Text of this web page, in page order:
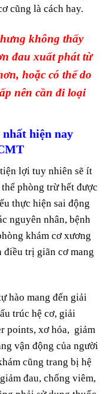
cũng là cách hay.
không thấy
đau xuất phát từ
hoặc có thể do
nên cần đi loại
hiện nay
lợi tuy nhiên sẽ ít
phòng trừ hết được
thực hiện sai động
nguyên nhân, bệnh
khám cơ xương
điều trị giãn cơ mang
hào mang đến giải
trúc hệ cơ, giải
points, xơ hóa, giảm
vận động của người
cũng trang bị hệ
đau, chống viêm,